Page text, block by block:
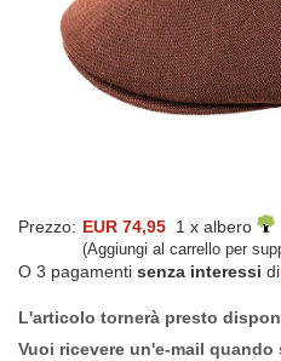
Prezzo: EUR 74,95 1 x albero
(Aggiungi al carrello per
O 3 pagamenti senza interessi di
L'articolo tornerà presto
Vuoi ricevere un'e-mail